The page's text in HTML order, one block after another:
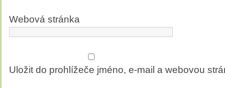
Webová stránka
Uložit do prohlížeče jméno, e-mail a webovou